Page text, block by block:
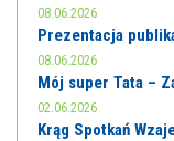
08.06.2026
Prezentacja
08.06.2026
Mój super Tata –
02.06.2026
Krąg Spotkań